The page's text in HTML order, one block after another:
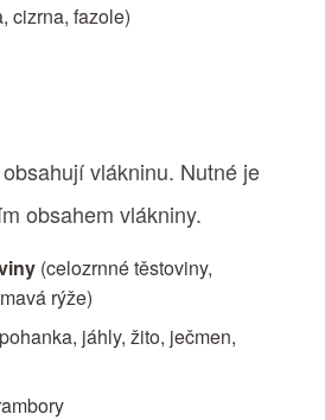
cizrna, fazole)
vlákninu. Nutné je
obsahem vlákniny.
(celozrnné těstoviny,
rýže)
jáhly, žito, ječmen,